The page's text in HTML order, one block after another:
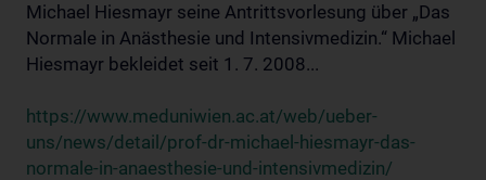
Michael Hiesmayr seine Antrittsvorlesung über „Das
Normale in Anästhesie und Intensivmedizin.“ Michael
Hiesmayr bekleidet seit 1. 7. 2008...
https://www.meduniwien.ac.at/web/ueber-
uns/news/detail/prof-dr-michael-hiesmayr-das-
normale-in-anaesthesie-und-intensivmedizin/